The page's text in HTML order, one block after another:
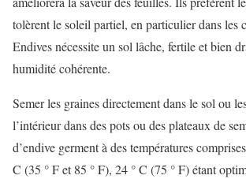
tolèrent le soleil partiel, en particulier dans les
Endives nécessite un sol lâche, fertile et bien
humidité cohérente.
Semer les graines directement dans le sol ou
l’intérieur dans des pots ou des plateaux de
d’endive germent à des températures
C (35 ° F et 85 ° F), 24 ° C (75 ° F) étant